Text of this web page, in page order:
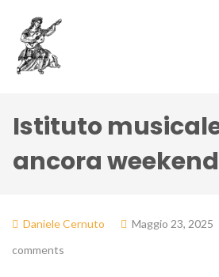
Istituto
ancora
Daniele Cernuto Maggio 23, 2025
comments